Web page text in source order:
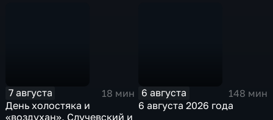
7 августа
18 мин
День холостяка и
«воздухан», Случевский и
6 августа
148 мин
6 августа 2026 года